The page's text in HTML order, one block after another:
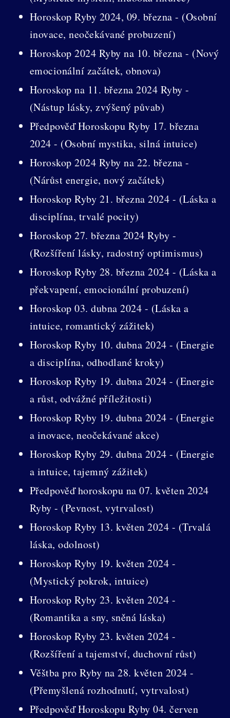
Horoskop Ryby 2024, 09. března - (Osobní
inovace, neočekávané probuzení)
Horoskop 2024 Ryby na 10. března - (Nový
emocionální začátek, obnova)
Horoskop na 11. března 2024 Ryby -
(Nástup lásky, zvýšený půvab)
Předpověď Horoskopu Ryby 17. března
2024 - (Osobní mystika, silná intuice)
Horoskop 2024 Ryby na 22. března -
(Nárůst energie, nový začátek)
Horoskop Ryby 21. března 2024 - (Láska a
disciplína, trvalé pocity)
Horoskop 27. března 2024 Ryby -
(Rozšíření lásky, radostný optimismus)
Horoskop Ryby 28. března 2024 - (Láska a
překvapení, emocionální probuzení)
Horoskop 03. dubna 2024 - (Láska a
intuice, romantický zážitek)
Horoskop Ryby 10. dubna 2024 - (Energie
a disciplína, odhodlané kroky)
Horoskop Ryby 19. dubna 2024 - (Energie
a růst, odvážné příležitosti)
Horoskop Ryby 19. dubna 2024 - (Energie
a inovace, neočekávané akce)
Horoskop Ryby 29. dubna 2024 - (Energie
a intuice, tajemný zážitek)
Předpověď horoskopu na 07. květen 2024
Ryby - (Pevnost, vytrvalost)
Horoskop Ryby 13. květen 2024 - (Trvalá
láska, odolnost)
Horoskop Ryby 19. květen 2024 -
(Mystický pokrok, intuice)
Horoskop Ryby 23. květen 2024 -
(Romantika a sny, sněná láska)
Horoskop Ryby 23. květen 2024 -
(Rozšíření a tajemství, duchovní růst)
Věštba pro Ryby na 28. květen 2024 -
(Přemyšlená rozhodnutí, vytrvalost)
Předpověď Horoskopu Ryby 04. červen